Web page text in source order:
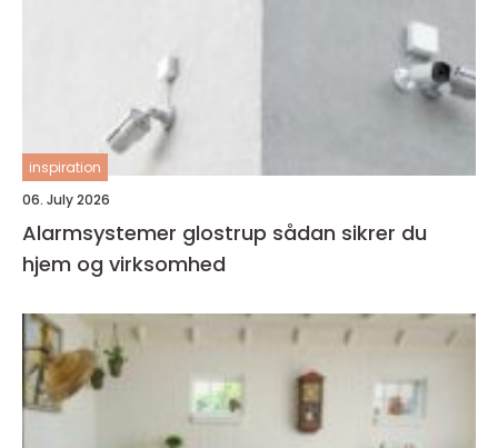
inspiration
06. July 2026
Alarmsystemer glostrup sådan sikrer du
hjem og virksomhed